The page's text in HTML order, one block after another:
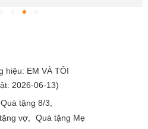
hiệu: EM VÀ TÔI
2026-06-13)
Quà tặng 8/3
vợ Quà tặng Mẹ